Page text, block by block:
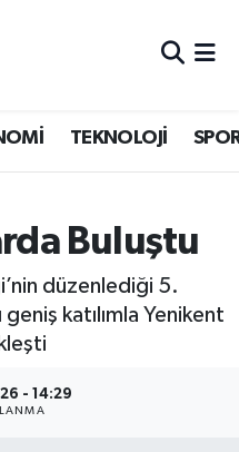
TEKNOLOJİ
Buluştu
düzenlediği 5.
katılımla Yenikent
- 14:29
ve Fikstür